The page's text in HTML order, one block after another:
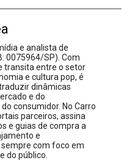
e analista de
0075964/SP). Com
transita entre o setor
e cultura pop, é
dinâmicas
e do
consumidor. No Carro
parceiros, assina
e guias de compra a
e
com foco em
do público.